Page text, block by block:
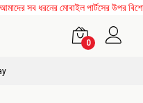
সব ধরনের মোবাইল পার্টসের উপর
0